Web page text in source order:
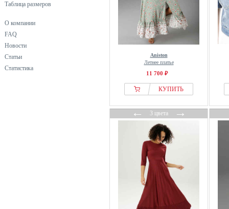
Таблица размеров
О компании
FAQ
Новости
Статьи
Статистика
Aniston
Летнее платье
11 700 ₽
КУПИТЬ
←3 цвета→